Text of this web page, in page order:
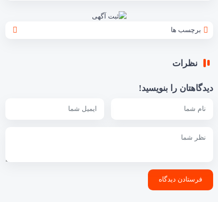
برچسب ها
نظرات
دیدگاهتان را بنویسید!